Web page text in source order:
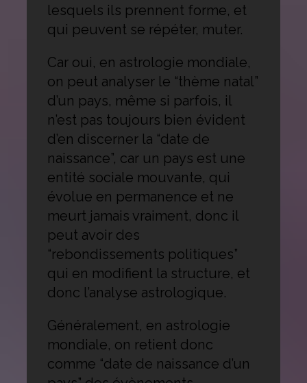
lesquels ils prennent forme, et
qui peuvent se répéter, muter.
Car oui, en astrologie mondiale,
on peut analyser le “thème natal”
d’un pays, même si parfois, il
n’est pas toujours bien évident
d’en discerner la “date de
naissance”, car un pays est une
entité sociale mouvante, qui
évolue en permanence et ne
meurt jamais vraiment, donc il
peut avoir des
“rebondissements politiques”
qui en modifient la structure, et
donc l’analyse astrologique.
Généralement, en astrologie
mondiale, on retient donc
comme “date de naissance d’un